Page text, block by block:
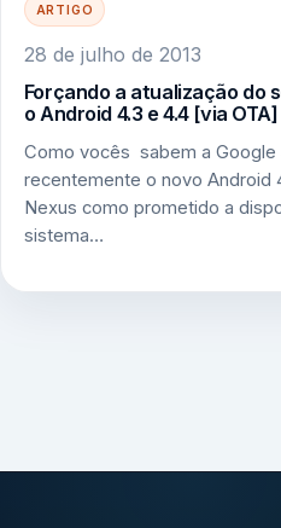
ARTIGO
28 de julho de 2013
Forçando a atualização do
o Android 4.3 e 4.4 [via OTA]
Como vocês sabem a Google
recentemente o novo Android
Nexus como prometido a
sistema…